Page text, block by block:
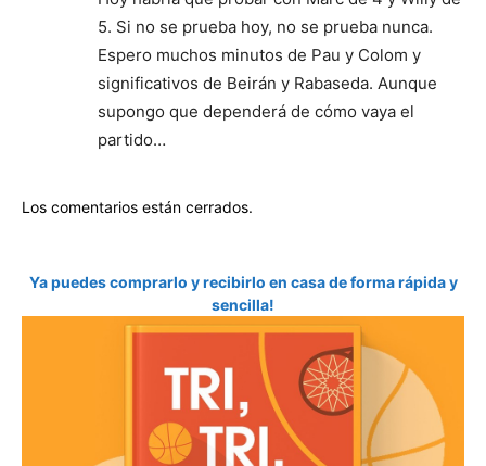
5. Si no se prueba hoy, no se prueba nunca.
Espero muchos minutos de Pau y Colom y
significativos de Beirán y Rabaseda. Aunque
supongo que dependerá de cómo vaya el
partido…
Los comentarios están cerrados.
Ya puedes comprarlo y recibirlo en casa de forma rápida y
sencilla!